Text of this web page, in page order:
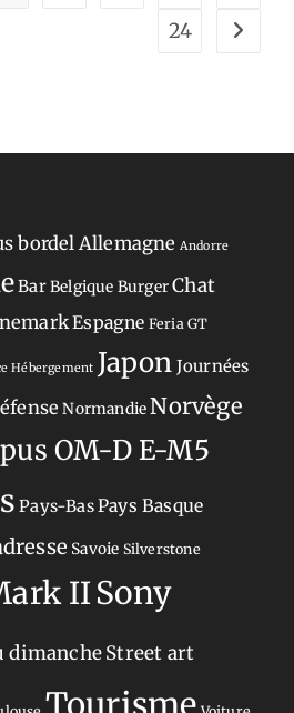
24
Aller à
bordel Allemagne Andorre
BarBelgique BurgerChat
Espagne Feria GT
Hébergement Japon Journées
NormandieNorvège
OM-D E-M5
Pays-BasPays Basque
Savoie Silverstone
IISony
dimancheStreet art
Tourisme